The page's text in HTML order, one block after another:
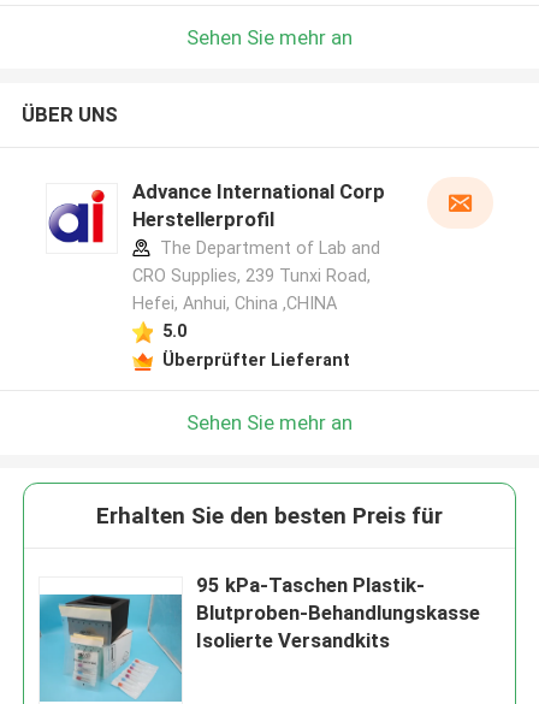
Sehen Sie mehr an
ÜBER UNS
Advance International Corp
Herstellerprofil
The Department of Lab and
CRO Supplies, 239 Tunxi Road,
Hefei, Anhui, China ,CHINA
5.0
Überprüfter Lieferant
Sehen Sie mehr an
Erhalten Sie den besten Preis für
95 kPa-Taschen Plastik-
Blutproben-Behandlungskasse
Isolierte Versandkits